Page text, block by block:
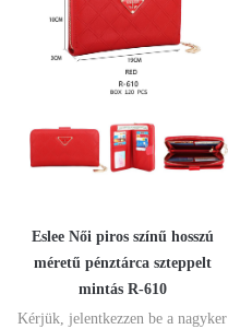
Eslee Női piros színű hosszú
méretű pénztárca szteppelt
mintás R-610
Kérjük, jelentkezzen be a nagyker